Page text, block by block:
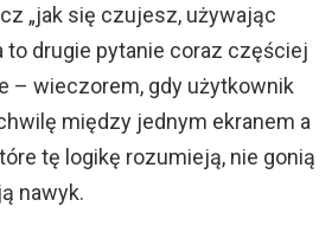
„jak się czujesz, używając
to drugie pytanie coraz częściej
– wieczorem, gdy użytkownik
między jednym ekranem a
tę logikę rozumieją, nie gonią
nawyk.